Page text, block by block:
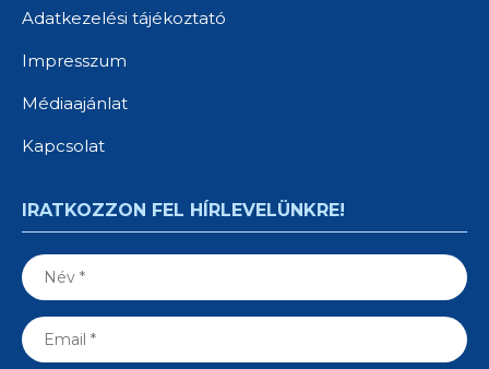
Adatkezelési tájékoztató
Impresszum
Médiaajánlat
Kapcsolat
IRATKOZZON FEL HÍRLEVELÜNKRE!